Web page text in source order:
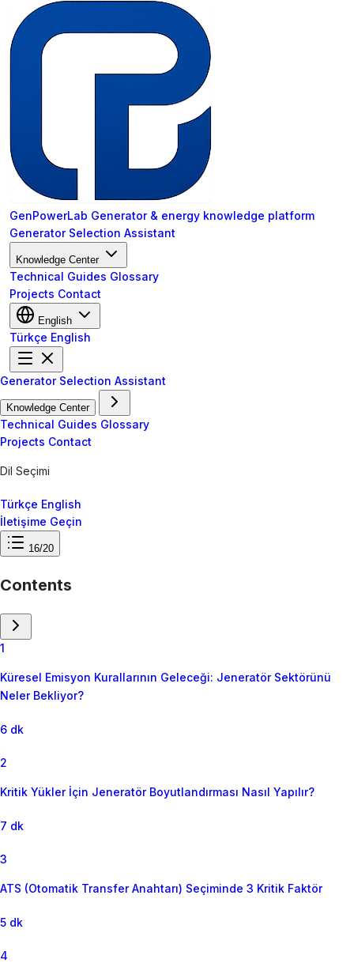
GenPowerLab Generator & energy knowledge platform
Generator Selection Assistant
Knowledge Center
Technical Guides Glossary
Projects Contact
English
Türkçe English
Generator Selection Assistant
Knowledge Center
Technical Guides Glossary
Projects Contact
Dil Seçimi
Türkçe English
İletişime Geçin
16/20
Contents
1
Küresel Emisyon Kurallarının Geleceği: Jeneratör Sektörünü
Neler Bekliyor?
6 dk
2
Kritik Yükler İçin Jeneratör Boyutlandırması Nasıl Yapılır?
7 dk
3
ATS (Otomatik Transfer Anahtarı) Seçiminde 3 Kritik Faktör
5 dk
4